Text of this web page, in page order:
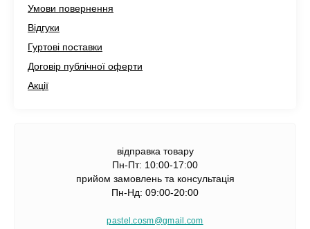
Умови повернення
Відгуки
Гуртові поставки
Договір публічної оферти
Акції
відправка товару
Пн-Пт: 10:00-17:00
прийом замовлень та консультація
Пн-Нд: 09:00-20:00
pastel.cosm@gmail.com